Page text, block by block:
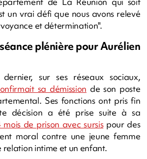
un vrai défi que nous avons relevé
et détermination".
plénière pour Aurélien
sur ses réseaux sociaux,
sa démission de son poste
Ses fonctions ont pris fin
décision a été prise suite à sa
mois de prison avec sursispour des
moral contre une jeune femme
relation intime et un enfant.